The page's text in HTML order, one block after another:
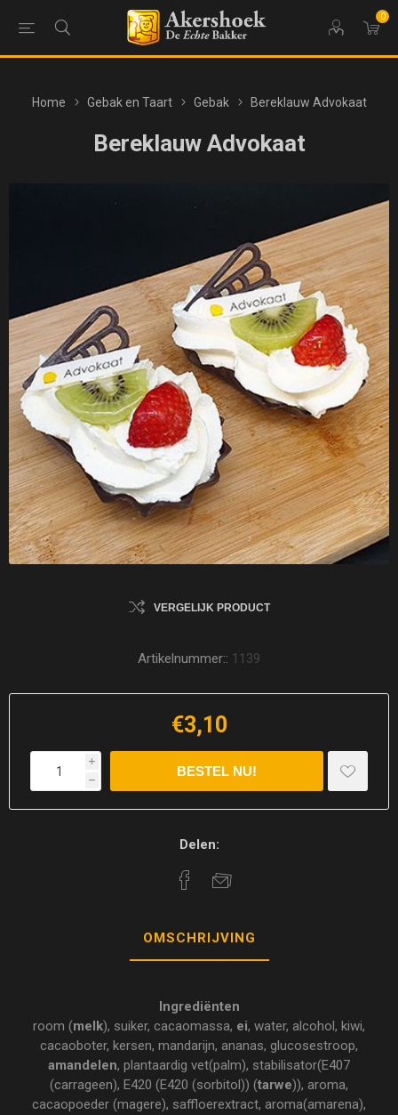
0
Home Gebak en Taart Gebak Bereklauw Advokaat
Bereklauw Advokaat
VERGELIJK PRODUCT
Artikelnummer:: 1139
€3,10
i
h
Delen:
OMSCHRIJVING
Ingrediënten
room (melk), suiker, cacaomassa, ei, water, alcohol, kiwi,
cacaoboter, kersen, mandarijn, ananas, glucosestroop,
amandelen, plantaardig vet(palm), stabilisator(E407
(carrageen), E420 (E420 (sorbitol)) (tarwe)), aroma,
cacaopoeder (magere), saffloerextract, aroma(amarena),